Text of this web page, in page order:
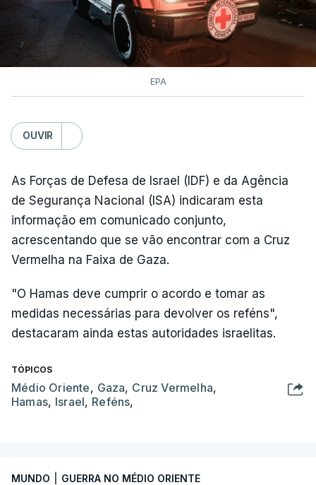
EPA
OUVIR
As Forças de Defesa de Israel (IDF) e da Agência
de Segurança Nacional (ISA) indicaram esta
informação em comunicado conjunto,
acrescentando que se vão encontrar com a Cruz
Vermelha na Faixa de Gaza.
"O Hamas deve cumprir o acordo e tomar as
medidas necessárias para devolver os reféns",
destacaram ainda estas autoridades israelitas.
TÓPICOS
Médio Oriente, Gaza, Cruz Vermelha,
Hamas, Israel, Reféns,
MUNDO GUERRA NO MÉDIO ORIENTE